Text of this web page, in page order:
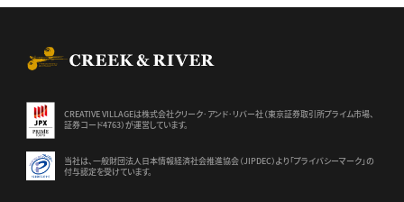
CREATIVE VILLAGEは株式会社クリーク･アンド･リバー社（東京証券取引所プライム市場、
証券コード4763）が運営しています。
当社は、一般財団法人日本情報経済社会推進協会（JIPDEC）より 「プライバシーマーク」の
付与認定を受けています。